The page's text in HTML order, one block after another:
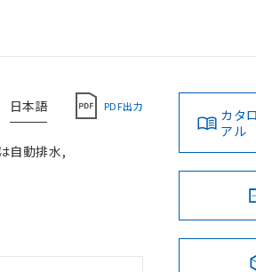
日本語 PDF出力
自動排水,
カタ
アル